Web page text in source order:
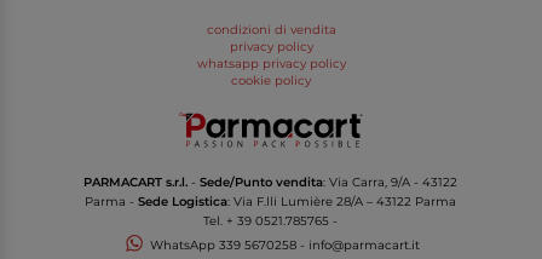
condizioni di vendita
privacy policy
whatsapp privacy policy
cookie policy
PARMACART s.r.l. -Sede/Punto vendita: Via Carra, 9/A - 43122
Parma -Sede Logistica: Via F.lli Lumière 28/A – 43122 Parma
Tel. + 39 0521.785765 -
WhatsApp 339 5670258- info@parmacart.it